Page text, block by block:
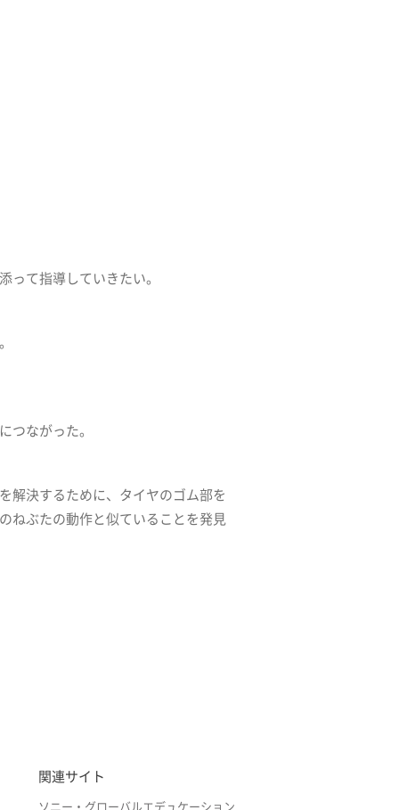
って指導していきたい。
つながった。
解決するために、タイヤのゴム部を
ねぶたの動作と似ていることを発見
関連サイト
ソニー・グローバルエデュケーション